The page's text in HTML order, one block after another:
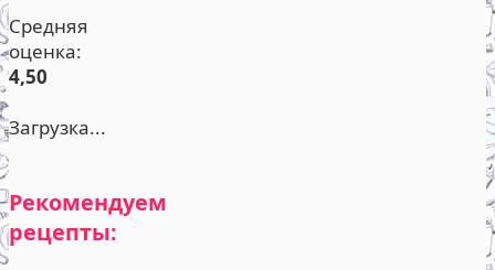
Средняя
оценка:
4,50
Загрузка...
Рекомендуем
рецепты: